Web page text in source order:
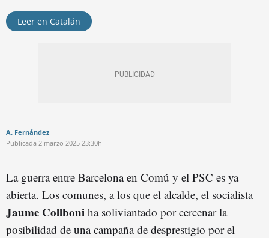
Leer en Catalán
A. Fernández
Publicada 2 marzo 2025 23:30h
La guerra entre Barcelona en Comú y el PSC es ya
abierta. Los comunes, a los que el alcalde, el socialista
Jaume Collboni ha soliviantado por cercenar la
posibilidad de una campaña de desprestigio por el